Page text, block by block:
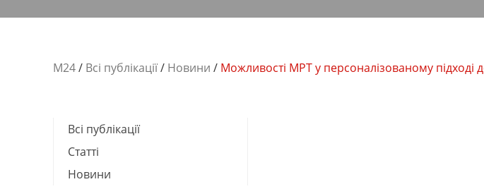
М24/ Всі публікації/ Новини / Можливості МРТ у персоналізованому підході
Всі публікації
Cтатті
Новини